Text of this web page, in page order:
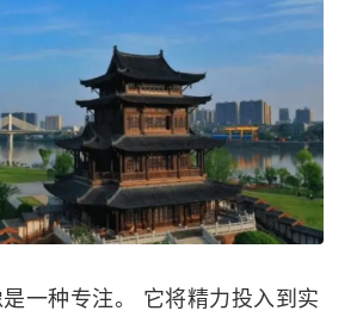
是一种专注。 它将精力投入到实